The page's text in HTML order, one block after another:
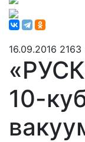
16.09.2016 2163
10-